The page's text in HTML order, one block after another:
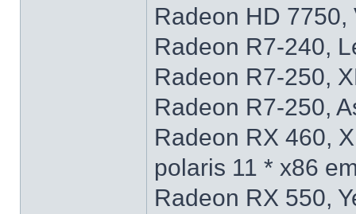
Radeon HD 7750,
Radeon R7-240,
Radeon R7-250,
Radeon R7-250,
Radeon RX 460,
polaris 11 * x86
Radeon RX 550,